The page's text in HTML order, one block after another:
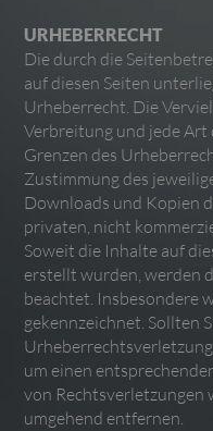
URHEBERRECHT
Die durch die
auf diesen Seiten
Urheberrecht. Die
Verbreitung und jede
Grenzen des
Zustimmung des
Downloads und Kopien
privaten, nicht
Soweit die Inhalte auf
erstellt wurden, werden
beachtet. Insbesondere
gekennzeichnet. Sollten
um einen
von
umgehend entfernen.